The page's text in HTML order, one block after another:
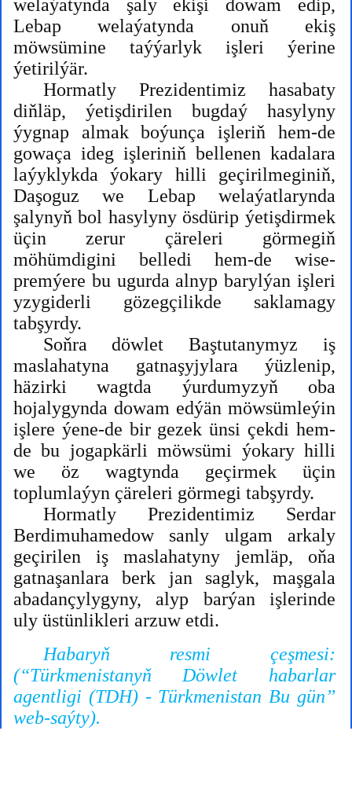
welaýatynda şaly ekişi dowam edip,
Lebap welaýatynda onuň ekiş
möwsümine taýýarlyk işleri ýerine
ýetirilýär.
Hormatly Prezidentimiz hasabaty
diňläp, ýetişdirilen bugdaý hasylyny
ýygnap almak boýunça işleriň hem-de
gowaça ideg işleriniň bellenen kadalara
laýyklykda ýokary hilli geçirilmeginiň,
Daşoguz we Lebap welaýatlarynda
şalynyň bol hasylyny ösdürip ýetişdirmek
üçin zerur çäreleri görmegiň
möhümdigini belledi hem-de wise-
premýere bu ugurda alnyp barylýan işleri
yzygiderli gözegçilikde saklamagy
tabşyrdy.
Soňra döwlet Baştutanymyz iş
maslahatyna gatnaşyjylara ýüzlenip,
häzirki wagtda ýurdumyzyň oba
hojalygynda dowam edýän möwsümleýin
işlere ýene-de bir gezek ünsi çekdi hem-
de bu jogapkärli möwsümi ýokary hilli
we öz wagtynda geçirmek üçin
toplumlaýyn çäreleri görmegi tabşyrdy.
Hormatly Prezidentimiz Serdar
Berdimuhamedow sanly ulgam arkaly
geçirilen iş maslahatyny jemläp, oňa
gatnaşanlara berk jan saglyk, maşgala
abadançylygyny, alyp barýan işlerinde
uly üstünlikleri arzuw etdi.
Habaryň resmi çeşmesi:
(“Türkmenistanyň Döwlet
habarlar
agentligi (TDH) - Türkmenistan Bu gün”
web-saýty).